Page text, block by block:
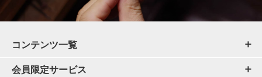
コンテンツ一覧
会員限定サービス